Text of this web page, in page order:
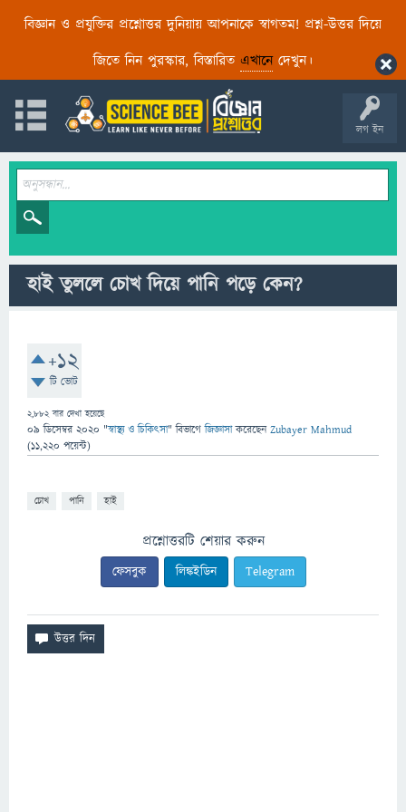
বিজ্ঞান ও প্রযুক্তির প্রশ্নোত্তর দুনিয়ায় আপনাকে স্বাগতম! প্রশ্ন-উত্তর দিয়ে
জিতে নিন পুরস্কার, বিস্তারিত এখানেদেখুন।
লগ ইন
হাই তুললে চোখ দিয়ে পানি পড়ে কেন?
+12
টি ভোট
2,882বার দেখা হয়েছে
09 ডিসেম্বর 2020 "স্বাস্থ্য ও চিকিৎসা" বিভাগে জিজ্ঞাসাকরেছেনZubayer Mahmud
(11,220 পয়েন্ট)
চোখ পানি হাই
প্রশ্নোত্তরটি শেয়ার করুন
ফেসবুক লিঙ্কইডিন Telegram